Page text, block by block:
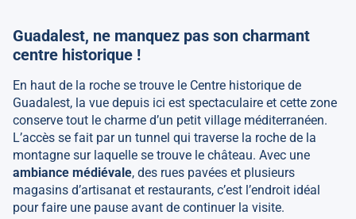
Guadalest, ne manquez pas son charmant
centre historique !
En haut de la roche se trouve le Centre historique de
Guadalest, la vue depuis ici est spectaculaire et cette zone
conserve tout le charme d’un petit village méditerranéen.
L’accès se fait par un tunnel qui traverse la roche de la
montagne sur laquelle se trouve le château. Avec une
ambiance médiévale, des rues pavées et plusieurs
magasins d’artisanat et restaurants, c’est l’endroit idéal
pour faire une pause avant de continuer la visite.